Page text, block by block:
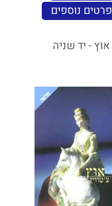
פרטים נוספים
אוץ - יד שניה